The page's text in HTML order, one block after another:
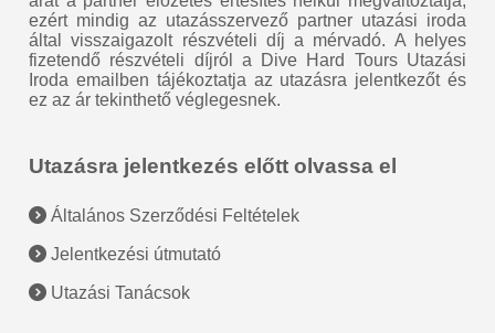
ezért mindig az utazásszervező partner utazási iroda
által visszaigazolt részvételi díj a mérvadó. A helyes
fizetendő részvételi díjról a Dive Hard Tours Utazási
Iroda emailben tájékoztatja az utazásra jelentkezőt és
ez az ár tekinthető véglegesnek.
Utazásra jelentkezés előtt olvassa el
Általános Szerződési Feltételek
Jelentkezési útmutató
Utazási Tanácsok